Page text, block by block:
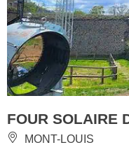
FOUR SOLAIRE
MONT-LOUIS